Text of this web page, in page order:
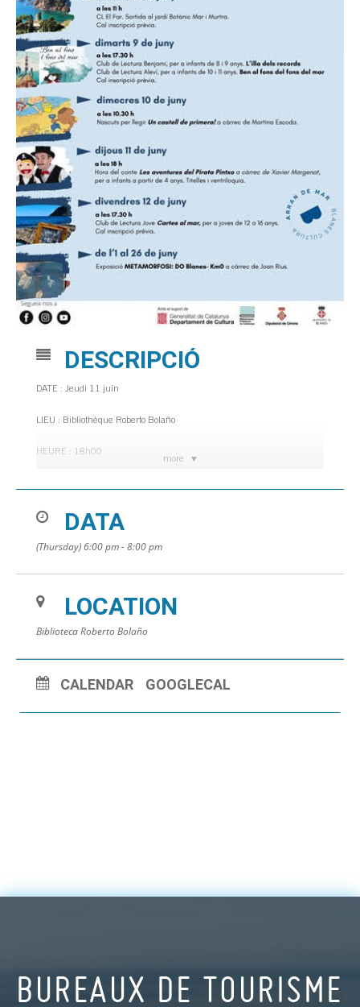
more
DESCRIPCIÓ
DATE : Jeudi 11 juin
LIEU : Bibliothèque Roberto Bolaño
HEURE : 18h00
Semaine de la mer. Mémorial Albert Ros.
DATA
(Thursday) 6:00 pm - 8:00 pm
LOCATION
Biblioteca Roberto Bolaño
CALENDAR GOOGLECAL
BUREAUX DE TOURISME